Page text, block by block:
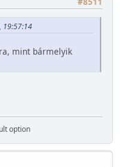
19:57:14
mint bármelyik
option